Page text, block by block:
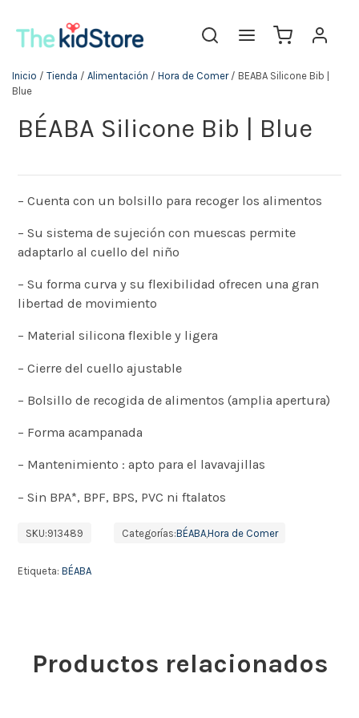
Inicio / Tienda / Alimentación / Hora de Comer/ BÉABA Silicone Bib |
Blue
BÉABA Silicone Bib | Blue
– Cuenta con un bolsillo para recoger los alimentos
– Su sistema de sujeción con muescas permite
adaptarlo al cuello del niño
– Su forma curva y su flexibilidad ofrecen una gran
libertad de movimiento
– Material silicona flexible y ligera
– Cierre del cuello ajustable
– Bolsillo de recogida de alimentos (amplia apertura)
– Forma acampanada
– Mantenimiento : apto para el lavavajillas
– Sin BPA*, BPF, BPS, PVC ni ftalatos
SKU:913489 Categorías:BÉABA,Hora de Comer
Etiqueta:BÉABA
Productos relacionados